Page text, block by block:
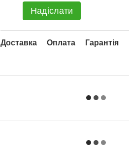
Надіслати
Доставка Оплата Гарантія